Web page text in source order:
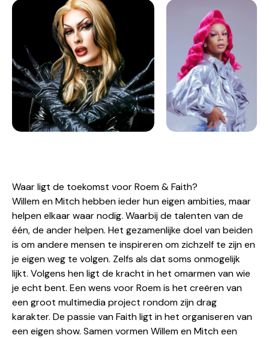
Waar ligt de toekomst voor Roem & Faith?
Willem en Mitch hebben ieder hun eigen ambities, maar
helpen elkaar waar nodig. Waarbij de talenten van de
één, de ander helpen. Het gezamenlijke doel van beiden
is om andere mensen te inspireren om zichzelf te zijn en
je eigen weg te volgen. Zelfs als dat soms onmogelijk
lijkt. Volgens hen ligt de kracht in het omarmen van wie
je echt bent. Een wens voorRoemis het creëren van
een groot multimedia project rondom zijn drag
karakter. De passie vanFaithligt in het organiseren van
een eigen show. Samen vormen Willem en Mitch een